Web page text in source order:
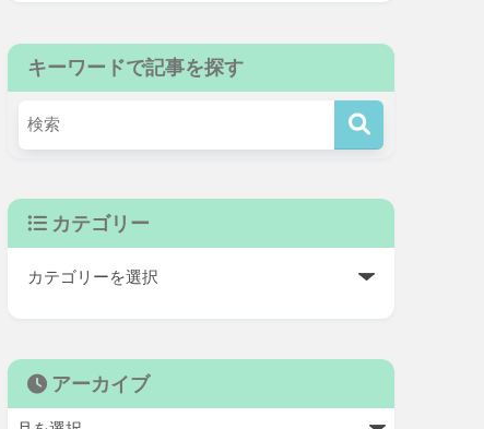
キーワードで記事を探す
カテゴリー
アーカイブ